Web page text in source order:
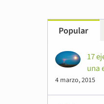
Popular
17
una
4 marzo, 2015